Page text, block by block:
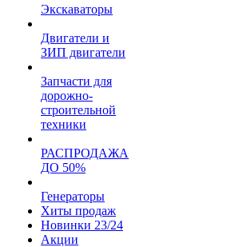
Экскаваторы
Двигатели и
ЗИП двигатели
Запчасти для
дорожно-
строительной
техники
РАСПРОДАЖА
ДО 50%
Генераторы
Хиты продаж
Новинки 23/24
Акции